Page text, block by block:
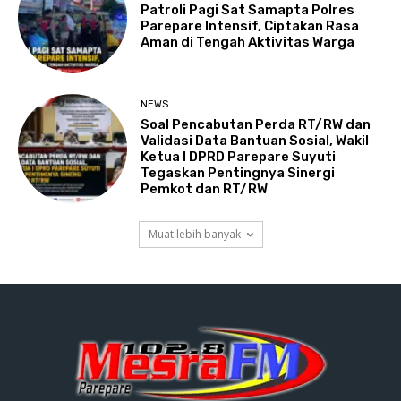
Patroli Pagi Sat Samapta Polres
Parepare Intensif, Ciptakan Rasa
Aman di Tengah Aktivitas Warga
NEWS
Soal Pencabutan Perda RT/RW dan
Validasi Data Bantuan Sosial, Wakil
Ketua I DPRD Parepare Suyuti
Tegaskan Pentingnya Sinergi
Pemkot dan RT/RW
Muat lebih banyak